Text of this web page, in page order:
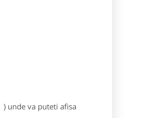
) unde va puteti afisa